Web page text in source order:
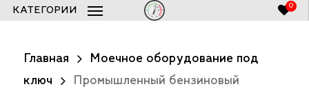
Skip
content
0
КАТЕГОРИИ
Главная
Моечное оборудование под
ключ
Промышленный бензиновый